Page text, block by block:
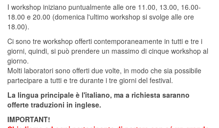
I workshop iniziano puntualmente alle ore 11.00, 13.00, 16.00-
18.00 e 20.00 (domenica l'ultimo workshop si svolge alle ore
18.00).
Ci sono tre workshop offerti contemporaneamente in tutti e tre i
giorni, quindi, si può prendere un massimo di cinque workshop al
giorno.
Molti laboratori sono offerti due volte, in modo che sia possibile
partecipare a tutti e tre durante i tre giorni del festival.
La lingua principale è l'italiano, ma a richiesta saranno
offerte traduzioni in inglese.
IMPORTANT!